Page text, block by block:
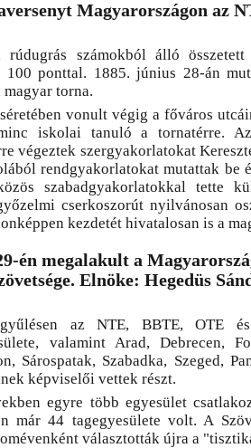
Magyarországon az
számokból álló
ponttal. 1885. június 28-án
torna.
vonult végig a főváros
iskolai tanuló a tornatérre.
végeztek szergyakorlatokat
rendgyakorlatokat mutattak be
szabadgyakorlatokkal tette
cserkoszorút nyilvánosan
kezdetét hivatalosan is a
én megalakult a
Elnöke: Hegedüs
az NTE, BBTE, OTE
valamint Arad, Debrecen,
Sárospatak, Szabadka, Szeged,
képviselői vettek részt.
egyre több egyesület
már 44 tagegyesülete volt. A
választották újra a